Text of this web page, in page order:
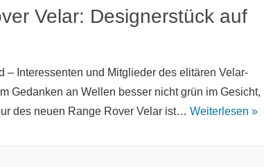
STRECKEN
Velar: Designerstück auf
– Interessenten und Mitglieder des elitären Velar-
Gedanken an Wellen besser nicht grün im Gesicht,
des neuen Range Rover Velar ist… Weiterlesen »